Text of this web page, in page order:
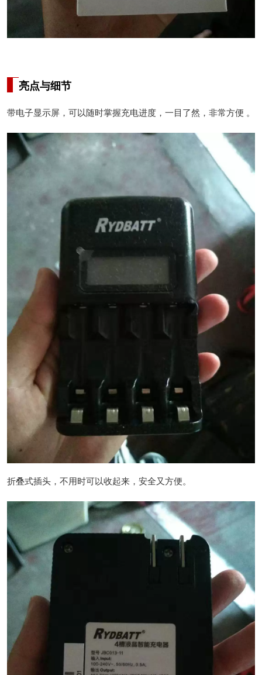
亮点与细节
带电子显示屏，可以随时掌握充电进度，一目了然，非常方便 。
折叠式插头，不用时可以收起来，安全又方便。